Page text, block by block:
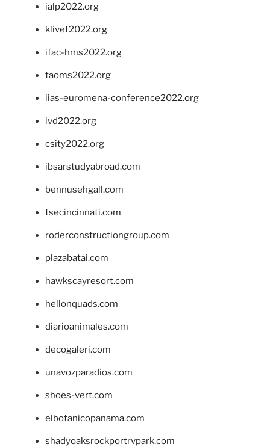
ialp2022.org
klivet2022.org
ifac-hms2022.org
taoms2022.org
iias-euromena-conference2022.org
ivd2022.org
csity2022.org
ibsarstudyabroad.com
bennusehgall.com
tsecincinnati.com
roderconstructiongroup.com
plazabatai.com
hawkscayresort.com
hellonquads.com
diarioanimales.com
decogaleri.com
unavozparadios.com
shoes-vert.com
elbotanicopanama.com
shadyoaksrockportrvpark.com